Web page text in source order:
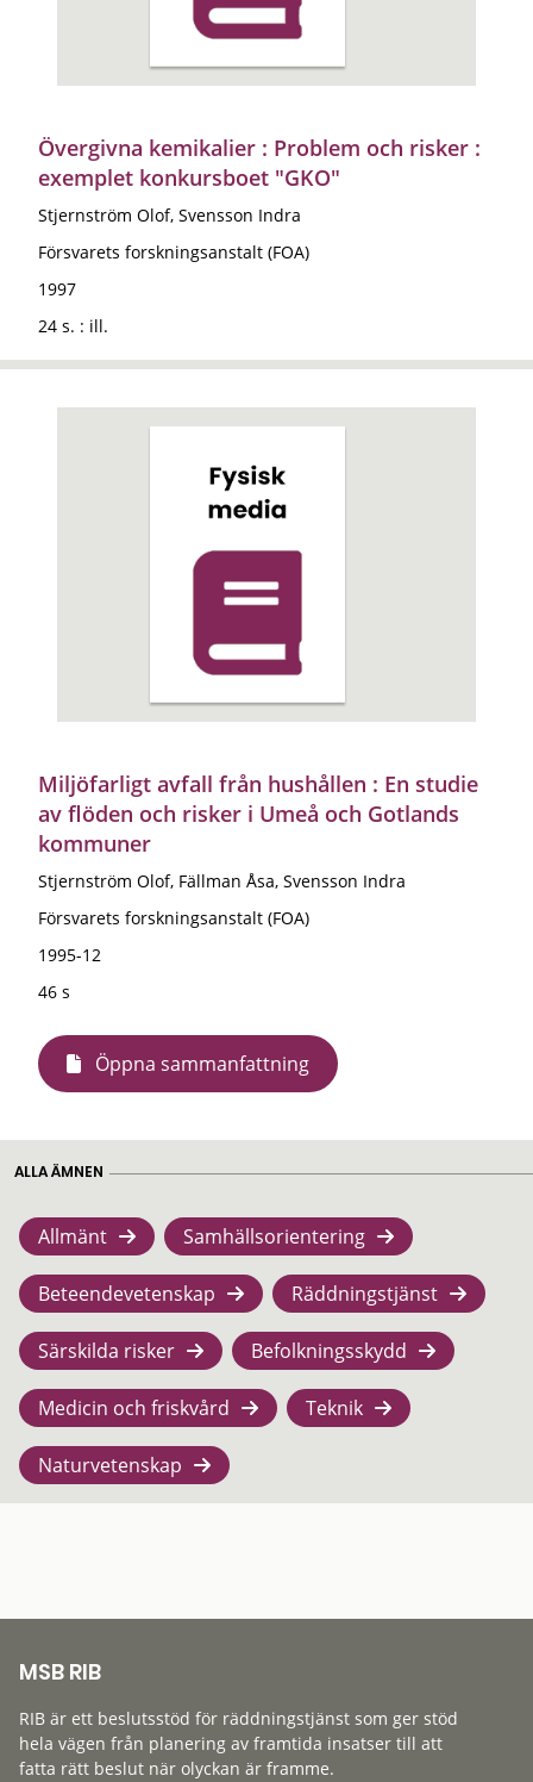
Övergivna kemikalier : Problem och risker :
exemplet konkursboet "GKO"
Stjernström Olof, Svensson Indra
Försvarets forskningsanstalt (FOA)
1997
24 s. : ill.
Miljöfarligt avfall från hushållen : En studie
av flöden och risker i Umeå och Gotlands
kommuner
Stjernström Olof, Fällman Åsa, Svensson Indra
Försvarets forskningsanstalt (FOA)
1995-12
46 s
Öppna sammanfattning
ALLA ÄMNEN
Allmänt Samhällsorientering
Beteendevetenskap Räddningstjänst
Särskilda risker Befolkningsskydd
Medicin och friskvård Teknik
Naturvetenskap
MSB RIB
RIB är ett beslutsstöd för räddningstjänst som ger stöd
hela vägen från planering av framtida insatser till att
fatta rätt beslut när olyckan är framme.